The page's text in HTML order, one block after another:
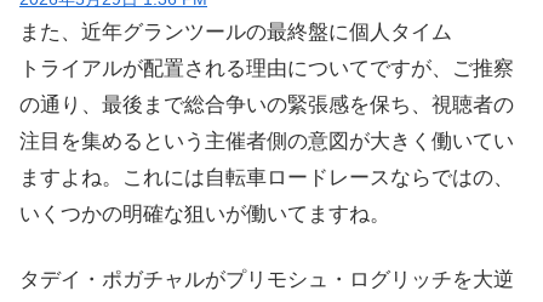
また、近年グランツールの最終盤に個人タイム
トライアルが配置される理由についてですが、ご推察
の通り、最後まで総合争いの緊張感を保ち、視聴者の
注目を集めるという主催者側の意図が大きく働いてい
ますよね。これには自転車ロードレースならではの、
いくつかの明確な狙いが働いてますね。
タデイ・ポガチャルがプリモシュ・ログリッチを大逆